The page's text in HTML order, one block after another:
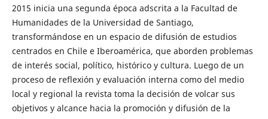
2015 inicia una segunda época adscrita a la Facultad de
Humanidades de la Universidad de Santiago,
transformándose en un espacio de difusión de estudios
centrados en Chile e Iberoamérica, que aborden problemas
de interés social, político, histórico y cultura. Luego de un
proceso de reflexión y evaluación interna como del medio
local y regional la revista toma la decisión de volcar sus
objetivos y alcance hacia la promoción y difusión de la